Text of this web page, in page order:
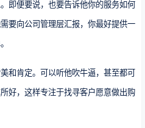
即便要说，也要告诉他你的服务如何
要向公司管理层汇报，你最好提供一
和肯定。可以听他吹牛逼，甚至都可
好，这样专注于找寻客户愿意做出购